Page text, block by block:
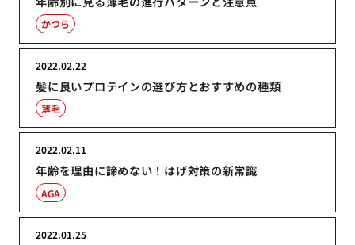
かつら
髪に良いプロテインの選び方とおすすめの種類
2022.02.22
薄毛
年齢を理由に諦めない！はげ対策の新常識
2022.02.11
AGA
2022.01.25